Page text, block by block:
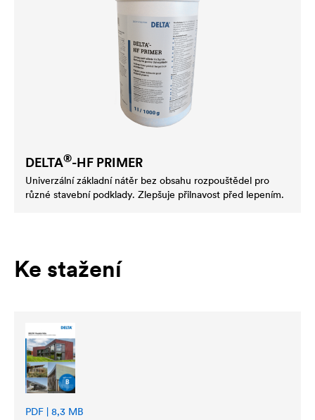
DELTA®-HF PRIMER
Univerzální základní nátěr bez obsahu rozpouštědel pro
různé stavební podklady. Zlepšuje přilnavost před lepením.
Ke stažení
PDF | 8,3 MB